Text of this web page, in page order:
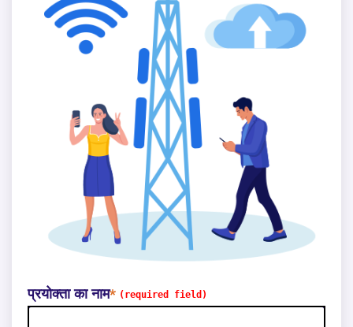
प्रयोक्ता का नाम